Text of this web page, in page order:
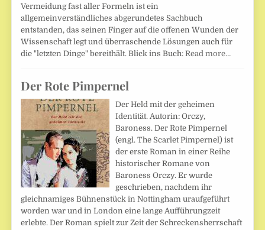
Vermeidung fast aller Formeln ist ein
allgemeinverständliches abgerundetes Sachbuch
entstanden, das seinen Finger auf die offenen Wunden der
Wissenschaft legt und überraschende Lösungen auch für
die "letzten Dinge" bereithält. Blick ins Buch:Read more…
Der Rote Pimpernel
Der Held mit der geheimen
Identität. Autorin: Orczy,
Baroness. Der Rote Pimpernel
(engl. The Scarlet Pimpernel) ist
der erste Roman in einer Reihe
historischer Romane von
Baroness Orczy. Er wurde
geschrieben, nachdem ihr
gleichnamiges Bühnenstück in Nottingham uraufgeführt
worden war und in London eine lange Aufführungzeit
erlebte. Der Roman spielt zur Zeit der Schreckensherrschaft